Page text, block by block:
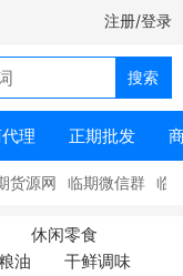
注册/登录
理 正期批发
货源网 临期微信群 临
休闲零食
油
干鲜调味